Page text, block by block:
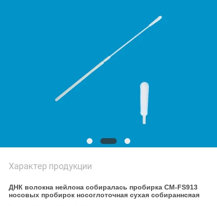
Характер продукции
ДНК волокна нейлона собиралась пробирка CM-FS913
носовых пробирок носоглоточная сухая собираннсяая